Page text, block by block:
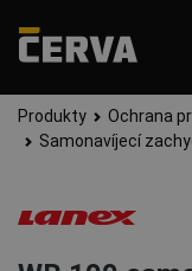
Produkty Ochrana
Samonavíjecí